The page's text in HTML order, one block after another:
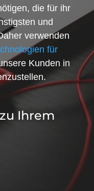
die für ihr
und
verwenden
für
Kunden in
Ihrem